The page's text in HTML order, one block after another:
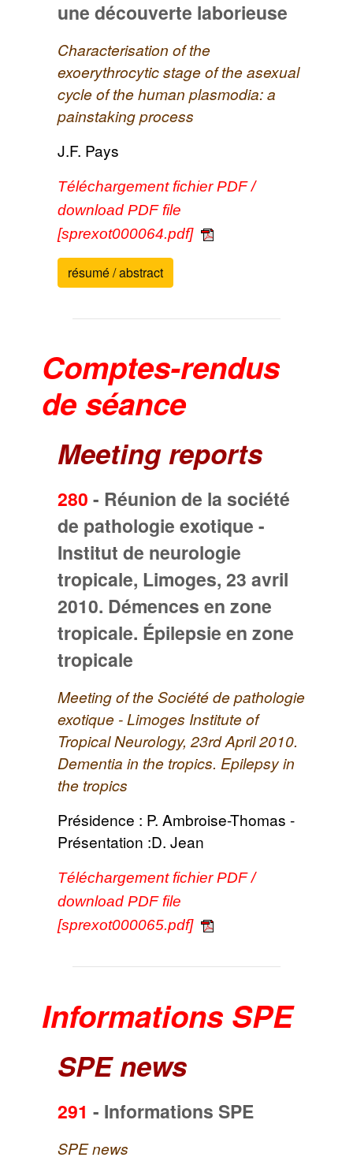
une découverte laborieuse
Characterisation of the
exoerythrocytic stage of the asexual
cycle of the human plasmodia: a
painstaking process
J.F. Pays
Téléchargement fichier PDF /
download PDF file
[sprexot000064.pdf]
résumé / abstract
Comptes-rendus
de séance
Meeting reports
280 - Réunion de la société
de pathologie exotique -
Institut de neurologie
tropicale, Limoges, 23 avril
2010. Démences en zone
tropicale. Épilepsie en zone
tropicale
Meeting of the Société de pathologie
exotique - Limoges Institute of
Tropical Neurology, 23rd April 2010.
Dementia in the tropics. Epilepsy in
the tropics
Présidence : P. Ambroise-Thomas -
Présentation :D. Jean
Téléchargement fichier PDF /
download PDF file
[sprexot000065.pdf]
Informations SPE
SPE news
291 - Informations SPE
SPE news